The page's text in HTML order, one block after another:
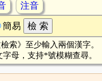
注音
簡易
索》至少輸入兩個漢字。
母，支持*號模糊查尋。